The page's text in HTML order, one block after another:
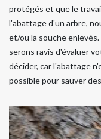
protégés et que le
l'abattage d'un arbre,
et/ou la souche
serons ravis d'évaluer
décider, car l'abattage
possible pour sauver